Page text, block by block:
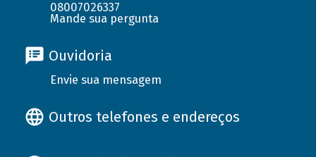
08007026337
Mande sua pergunta
Ouvidoria
Envie sua mensagem
Outros telefones e endereços